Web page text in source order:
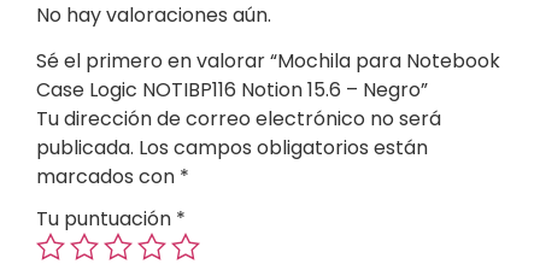
No hay valoraciones aún.
Sé el primero en valorar “Mochila para Notebook
Case Logic NOTIBP116 Notion 15.6 – Negro”
Tu dirección de correo electrónico no será
publicada. Los campos obligatorios están
marcados con *
Tu puntuación *